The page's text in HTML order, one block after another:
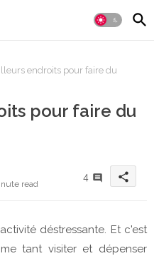
endroits pour faire du
pour faire du
read
4 share
déstressante. Et c'est
tant visiter et dépenser